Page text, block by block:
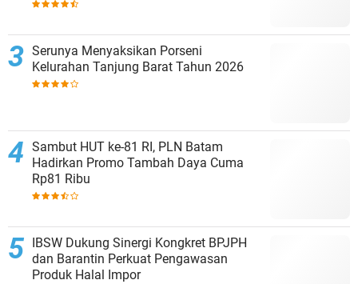
Serunya Menyaksikan Porseni
Kelurahan Tanjung Barat Tahun 2026
Sambut HUT ke-81 RI, PLN Batam
Hadirkan Promo Tambah Daya Cuma
Rp81 Ribu
IBSW Dukung Sinergi Kongkret BPJPH
dan Barantin Perkuat Pengawasan
Produk Halal Impor